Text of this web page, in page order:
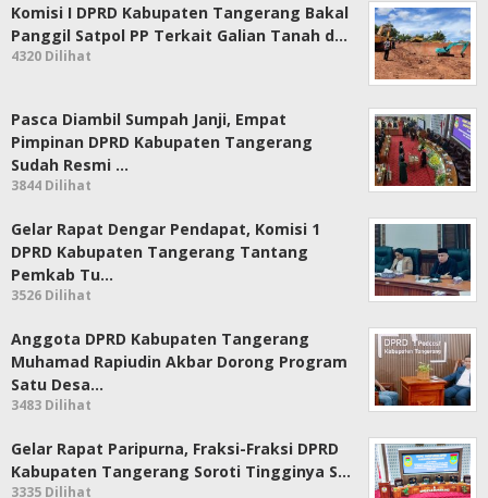
Komisi I DPRD Kabupaten Tangerang Bakal
Panggil Satpol PP Terkait Galian Tanah d…
4320 Dilihat
Pasca Diambil Sumpah Janji, Empat
Pimpinan DPRD Kabupaten Tangerang
Sudah Resmi …
3844 Dilihat
Gelar Rapat Dengar Pendapat, Komisi 1
DPRD Kabupaten Tangerang Tantang
Pemkab Tu…
3526 Dilihat
Anggota DPRD Kabupaten Tangerang
Muhamad Rapiudin Akbar Dorong Program
Satu Desa…
3483 Dilihat
Gelar Rapat Paripurna, Fraksi-Fraksi DPRD
Kabupaten Tangerang Soroti Tingginya S…
3335 Dilihat